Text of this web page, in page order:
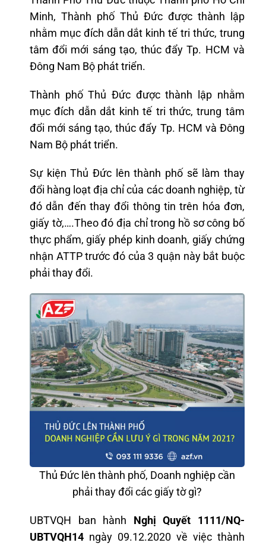
Minh, Thành phố Thủ Đức được thành lập
nhằm mục đích dẫn dắt kinh tế tri thức, trung
tâm đổi mới sáng tạo, thúc đẩy Tp. HCM và
Đông Nam Bộ phát triển.
Thành phố Thủ Đức được thành lập nhằm
mục đích dẫn dắt kinh tế tri thức, trung tâm
đổi mới sáng tạo, thúc đẩy Tp. HCM và Đông
Nam Bộ phát triển.
Sự kiện Thủ Đức lên thành phố sẽ làm thay
đổi hàng loạt địa chỉ của các doanh nghiệp, từ
đó dẫn đến thay đổi thông tin trên hóa đơn,
giấy tờ,….Theo đó địa chỉ trong hồ sơ công bố
thực phẩm, giấy phép kinh doanh, giấy chứng
nhận ATTP trước đó của 3 quận này bắt buộc
phải thay đổi.
Thủ Đức lên thành phố, Doanh nghiệp cần
phải thay đổi các giấy tờ gì?
UBTVQH ban hành Nghị Quyết 1111/NQ-
UBTVQH14ngày 09.12.2020 về việc thành